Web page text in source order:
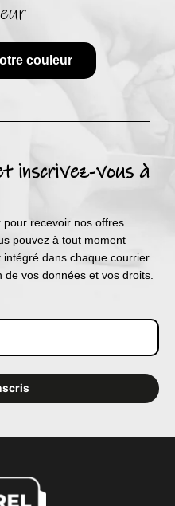
couleur
inscrivez-vous à
recevoir nos offres
pouvez à tout moment
dans chaque courrier.
vos données et vos droits.